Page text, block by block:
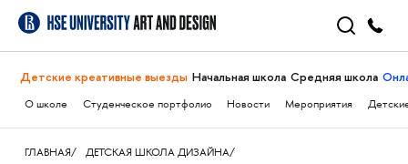
Детские креативные выезды Начальная школа Средняя школа
О школе Студенческое портфолио Новости Мероприятия
ГЛАВНАЯ ДЕТСКАЯ ШКОЛА ДИЗАЙНА